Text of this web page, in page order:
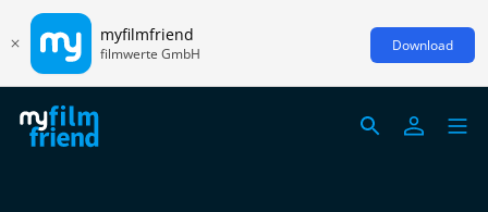
myfilmfriend
filmwerte GmbH Download